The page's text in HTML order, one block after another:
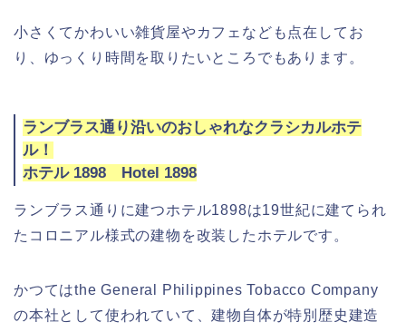
小さくてかわいい雑貨屋やカフェなども点在してお
り、ゆっくり時間を取りたいところでもあります。
ランブラス通り沿いのおしゃれなクラシカルホテ
ル！
ホテル 1898 Hotel 1898
ランブラス通りに建つホテル1898は19世紀に建てられ
たコロニアル様式の建物を改装したホテルです。
かつてはthe General Philippines Tobacco Company
の本社として使われていて、建物自体が特別歴史建造